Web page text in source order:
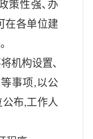
策性强､办
在各单位建
机构设置､
事项,以公
布,工作人